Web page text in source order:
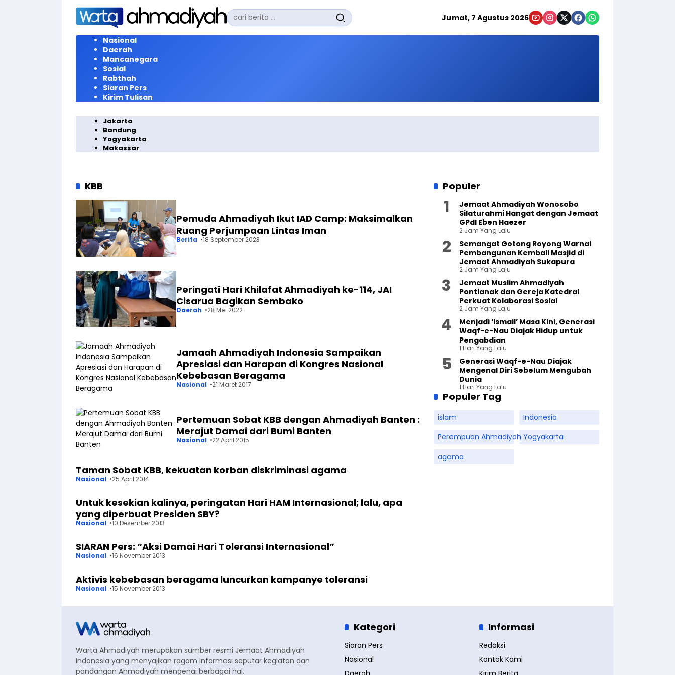
Langsung
konten
Pencarian
untuk:
Jumat, 7 Agustus 2026
Nasional
Daerah
Mancanegara
Sosial
Rabthah
Siaran Pers
Kirim Tulisan
Jakarta
Bandung
Yogyakarta
Makassar
KBB
Pemuda Ahmadiyah Ikut IAD Camp: Maksimalkan
Ruang Perjumpaan Lintas Iman
Berita 18 September 2023
Peringati Hari Khilafat Ahmadiyah ke-114, JAI
Cisarua Bagikan Sembako
Daerah 28 Mei 2022
Jamaah Ahmadiyah Indonesia Sampaikan
Apresiasi dan Harapan di Kongres Nasional
Kebebasan Beragama
Nasional 21 Maret 2017
Pertemuan Sobat KBB dengan Ahmadiyah Banten :
Merajut Damai dari Bumi Banten
Nasional 22 April 2015
Taman Sobat KBB, kekuatan korban diskriminasi agama
Nasional 25 April 2014
Untuk kesekian kalinya, peringatan Hari HAM Internasional; lalu, apa
yang diperbuat Presiden SBY?
Nasional 10 Desember 2013
SIARAN Pers: “Aksi Damai Hari Toleransi Internasional”
Nasional 16 November 2013
Aktivis kebebasan beragama luncurkan kampanye toleransi
Nasional 15 November 2013
Populer
Jemaat Ahmadiyah Wonosobo
Silaturahmi Hangat dengan Jemaat
GPdI Eben Haezer
2 Jam Yang Lalu
Semangat Gotong Royong Warnai
Pembangunan Kembali Masjid di
Jemaat Ahmadiyah Sukapura
2 Jam Yang Lalu
Jemaat Muslim Ahmadiyah
Pontianak dan Gereja Katedral
Perkuat Kolaborasi Sosial
2 Jam Yang Lalu
Menjadi ‘Ismail’ Masa Kini, Generasi
Waqf-e-Nau Diajak Hidup untuk
Pengabdian
1 Hari Yang Lalu
Generasi Waqf-e-Nau Diajak
Mengenal Diri Sebelum Mengubah
Dunia
1 Hari Yang Lalu
Populer Tag
islam
Indonesia
Perempuan Ahmadiyah Yogyakarta
agama
Warta Ahmadiyah merupakan sumber resmi Jemaat Ahmadiyah
Indonesia yang menyajikan ragam informasi seputar kegiatan dan
pandangan Ahmadiyah mengenai berbagai hal.
Kategori
Siaran Pers
Nasional
Informasi
Redaksi
Kontak Kami